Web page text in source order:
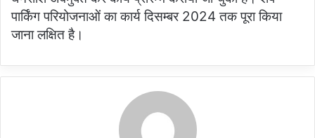
पार्किंग परियोजनाओं का कार्य दिसम्बर 2024 तक पूरा किया
जाना लक्षित है।